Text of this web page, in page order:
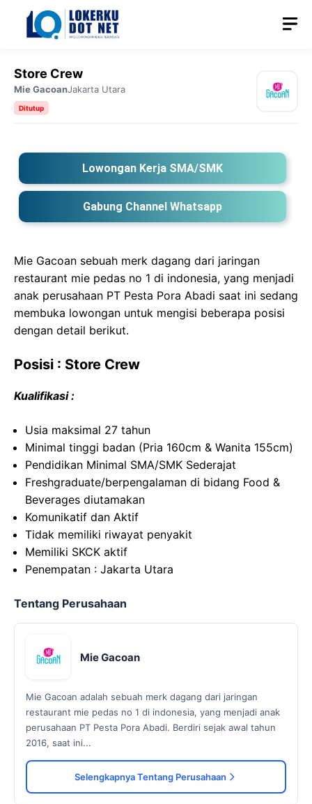
Langsung
Store Crew
Mie GacoanJakarta Utara
Ditutup
Lowongan Kerja SMA/SMK
Gabung Channel Whatsapp
Mie Gacoan sebuah merk dagang dari jaringan
restaurant mie pedas no 1 di indonesia, yang menjadi
anak perusahaan PT Pesta Pora Abadi saat ini sedang
membuka lowongan untuk mengisi beberapa posisi
dengan detail berikut.
Posisi : Store Crew
Kualifikasi :
Usia maksimal 27 tahun
Minimal tinggi badan (Pria 160cm & Wanita 155cm)
Pendidikan Minimal SMA/SMK Sederajat
Freshgraduate/berpengalaman di bidang Food &
Beverages diutamakan
Komunikatif dan Aktif
Tidak memiliki riwayat penyakit
Memiliki SKCK aktif
Penempatan : Jakarta Utara
Tentang Perusahaan
Mie Gacoan
Mie Gacoan adalah sebuah merk dagang dari jaringan
restaurant mie pedas no 1 di indonesia, yang menjadi anak
perusahaan PT Pesta Pora Abadi. Berdiri sejak awal tahun
2016, saat ini...
Selengkapnya Tentang Perusahaan